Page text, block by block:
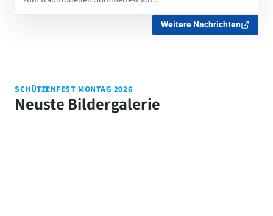
Weitere Nachrichten
SCHÜTZENFEST MONTAG 2026
Neuste Bildergalerie